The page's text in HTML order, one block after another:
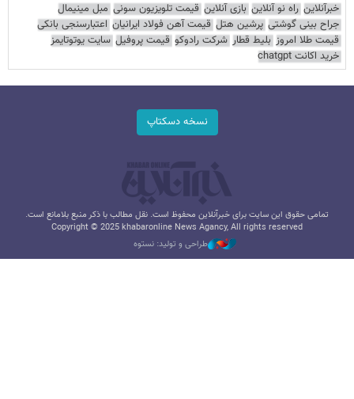
خبرآنلاین راه نو آنلاین بازی آنلاین قیمت تلویزیون سونی مبل مینیمال
جراح بینی گوشتی پرشین هتل قیمت آهن فولاد ایرانیان اعتبارسنجی بانکی
قیمت طلا امروز بلیط قطار شرکت رادوکو قیمت پروفیل سایت یوتوتایمز
خرید اکانت chatgpt
نسخه دسکتاپ
تمامی حقوق این سایت برای خبرآنلاین محفوظ است. نقل مطالب با ذکر منبع بلامانع است.
Copyright © 2025 khabaronline News Agancy, All rights reserved
طراحی و تولید: نستوه